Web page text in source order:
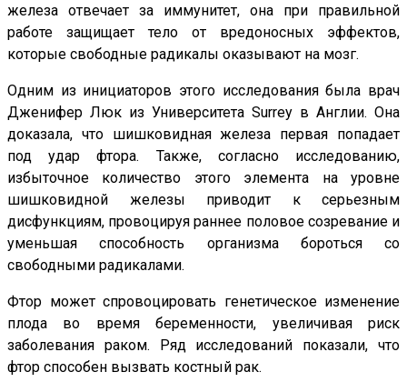
железа отвечает за иммунитет, она при правильной
работе защищает тело от вредоносных эффектов,
которые свободные радикалы оказывают на мозг.
Одним из инициаторов этого исследования была врач
Дженифер Люк из Университета Surrey в Англии. Она
доказала, что шишковидная железа первая попадает
под удар фтора. Также, согласно исследованию,
избыточное количество этого элемента на уровне
шишковидной железы приводит к серьезным
дисфункциям, провоцируя раннее половое созревание и
уменьшая способность организма бороться со
свободными радикалами.
Фтор может спровоцировать генетическое изменение
плода во время беременности, увеличивая риск
заболевания раком. Ряд исследований показали, что
фтор способен вызвать костный рак.